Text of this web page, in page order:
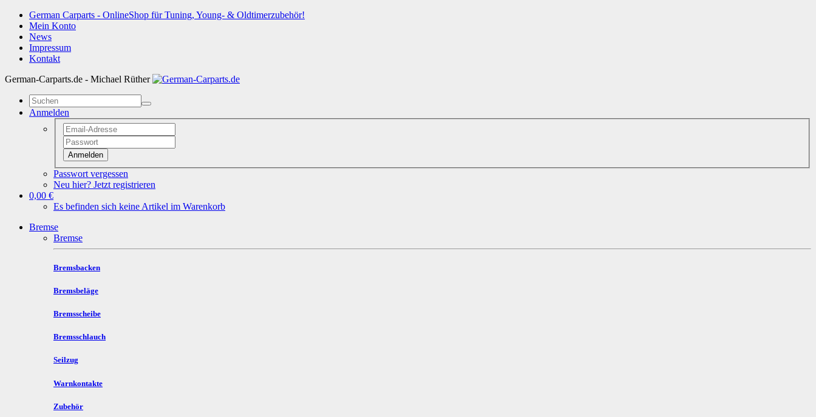
German Carparts - OnlineShop für Tuning, Young- & Oldtimerzubehör!
Mein Konto
News
Impressum
Kontakt
German-Carparts.de - Michael Rüther
Anmelden
Anmelden
Passwort vergessen
Neu hier? Jetzt registrieren
0,00 €
Es befinden sich keine Artikel im Warenkorb
Bremse
Bremse
Bremsbacken
Bremsbeläge
Bremsscheibe
Bremsschlauch
Seilzug
Warnkontakte
Zubehör